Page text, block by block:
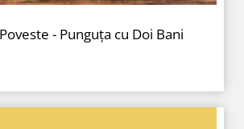
- Punguța cu Doi Bani